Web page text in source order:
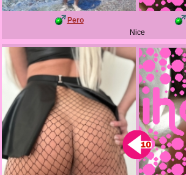
Pero
Nice